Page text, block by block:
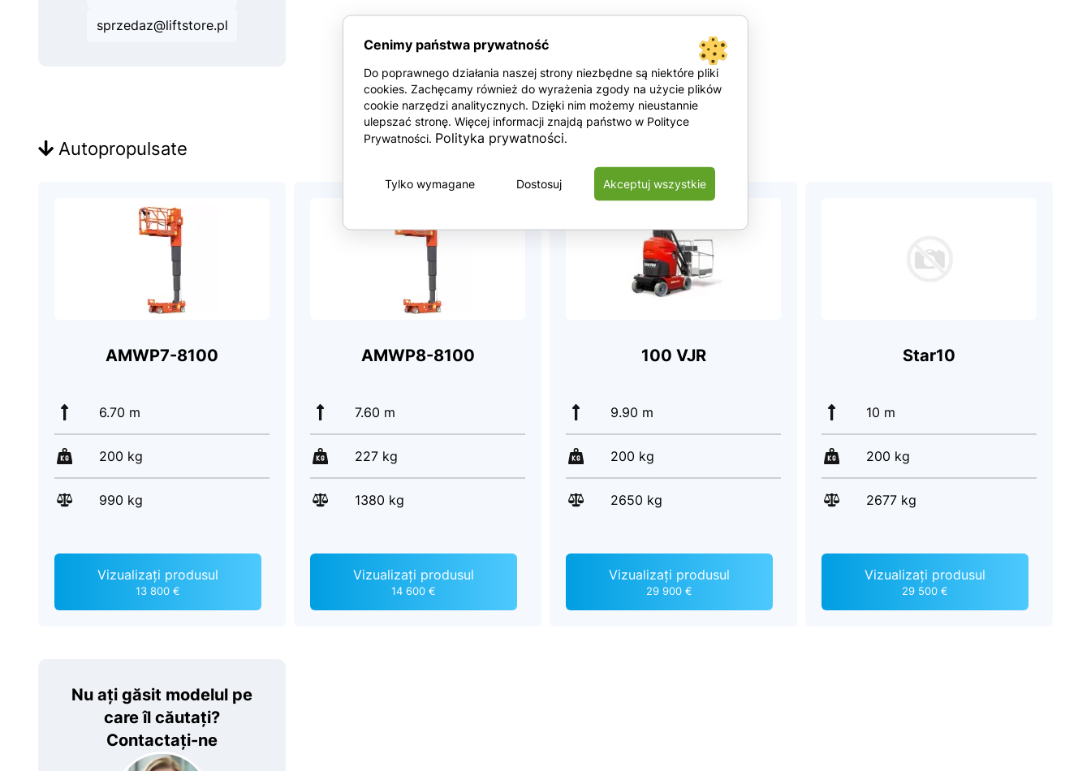
sprzedaz@liftstore.pl
Autopropulsate
AMWP7-8100
6.70 m
200 kg
990 kg
Vizualizați produsul
13 800 €
AMWP8-8100
7.60 m
227 kg
1380 kg
Vizualizați produsul
14 600 €
100 VJR
9.90 m
200 kg
2650 kg
Vizualizați produsul
29 900 €
Star10
10 m
200 kg
2677 kg
Vizualizați produsul
29 500 €
Nu ați găsit modelul pe
care îl căutați?
Contactați-ne
Cenimy państwa prywatność
Do poprawnego działania naszej strony niezbędne są niektóre pliki
cookies. Zachęcamy również do wyrażenia zgody na użycie plików
cookie narzędzi analitycznych. Dzięki nim możemy nieustannie
ulepszać stronę. Więcej informacji znajdą państwo w Polityce
Prywatności. Polityka prywatności.
Dostosuj
Tylko wymagane Akceptuj wszystkie